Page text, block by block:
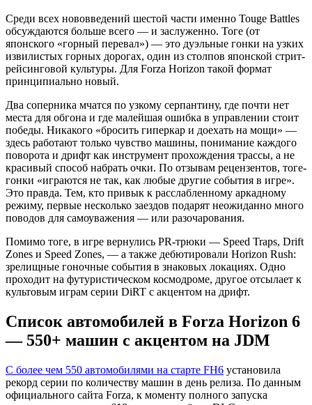
Среди всех нововведений шестой части именно Touge Battles
обсуждаются больше всего — и заслуженно. Тоге (от
японского «горный перевал») — это дуэльные гонки на узких
извилистых горных дорогах, один из столпов японской стрит-
рейсинговой культуры. Для Forza Horizon такой формат
принципиально новый.
Два соперника мчатся по узкому серпантину, где почти нет
места для обгона и где малейшая ошибка в управлении стоит
победы. Никакого «бросить гиперкар и доехать на мощи» —
здесь работают только чувство машины, понимание каждого
поворота и дрифт как инструмент прохождения трассы, а не
красивый способ набрать очки. По отзывам рецензентов, тоге-
гонки «играются не так, как любые другие события в игре».
Это правда. Тем, кто привык к расслабленному аркадному
режиму, первые несколько заездов подарят неожиданно много
поводов для самоуважения — или разочарования.
Помимо тоге, в игре вернулись PR-трюки — Speed Traps, Drift
Zones и Speed Zones, — а также дебютировали Horizon Rush:
зрелищные гоночные события в знаковых локациях. Одно
проходит на футуристическом космодроме, другое отсылает к
культовым играм серии DiRT с акцентом на дрифт.
Список автомобилей в Forza Horizon 6
— 550+ машин с акцентом на JDM
С более чем 550 автомобилями на старте FH6 установила
рекорд серии по количеству машин в день релиза. По данным
официального сайта Forza, к моменту полного запуска